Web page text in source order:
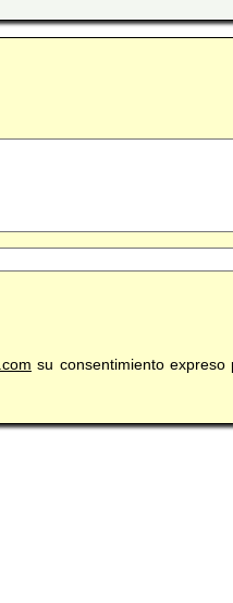
su consentimiento